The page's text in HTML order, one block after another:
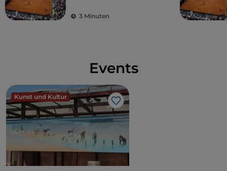
3 Minuten
Events
Kunst und Kultur
Like